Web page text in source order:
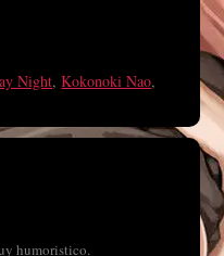
Night,Kokonoki Nao,
humoristico.